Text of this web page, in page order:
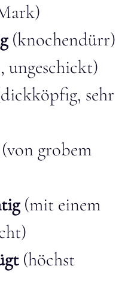
(knochendürr)
ungeschickt)
sehr
(von grobem
(mit einem
(höchst